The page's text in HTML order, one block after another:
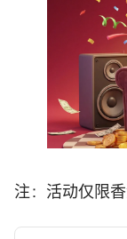
注：活动仅限